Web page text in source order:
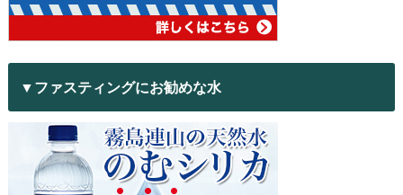
▼ファスティングにお勧めな水